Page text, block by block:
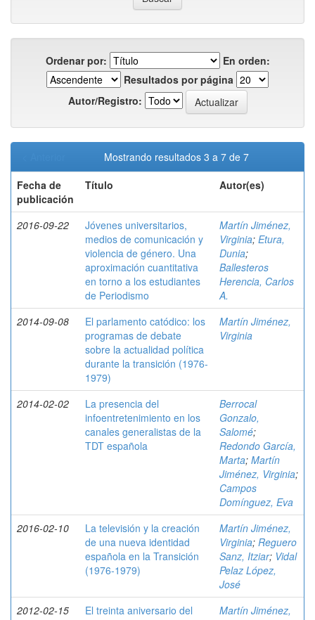
Ordenar por:
En orden:
Resultados por página
Autor/Registro:
Mostrando resultados 3 a 7 de 7
Fecha de
publicación
Título Autor(es)
2016-09-22
Jóvenes universitarios,
medios de comunicación y
violencia de género. Una
aproximación cuantitativa
en torno a los estudiantes
de Periodismo
Martín Jiménez,
Virginia; Etura,
Dunia;
Ballesteros
Herencia, Carlos
A.
2014-09-08
El parlamento catódico: los
programas de debate
sobre la actualidad política
durante la transición (1976-
1979)
Martín Jiménez,
Virginia
2014-02-02
La presencia del
infoentretenimiento en los
canales generalistas de la
TDT española
Berrocal
Gonzalo,
Salomé;
Redondo García,
Marta; Martín
Jiménez, Virginia;
Campos
Domínguez, Eva
2016-02-10
La televisión y la creación
de una nueva identidad
española en la Transición
(1976-1979)
Martín Jiménez,
Virginia; Reguero
Sanz, Itziar; Vidal
Pelaz López,
José
2012-02-15
El treinta aniversario del
Martín Jiménez,